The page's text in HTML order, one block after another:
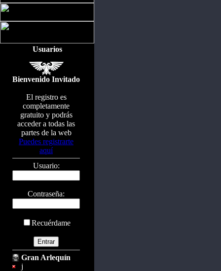
Usuarios
Bienvenido Invitado
El registro es
completamente
gratuito y podrás
acceder a todas las
partes de la web
Puedes registrarte
aquí
Usuario:
Contraseña:
Recuérdame
Gran Arlequín
j